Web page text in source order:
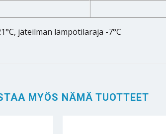
jäteilman lämpötilaraja -7°C
MYÖS NÄMÄ TUOTTEET